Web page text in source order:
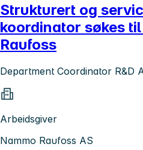
Strukturert og
koordinator søkes
Raufoss
Department Coordinator R&D
Arbeidsgiver
Nammo Raufoss AS